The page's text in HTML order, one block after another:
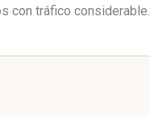
con tráfico considerable.